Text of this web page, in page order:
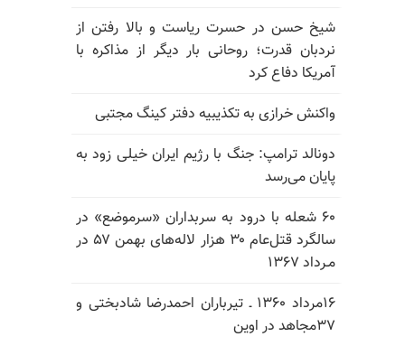
شیخ حسن در حسرت ریاست و بالا رفتن از
نردبان قدرت؛ روحانی بار دیگر از مذاکره با
آمریکا دفاع کرد
واکنش خرازی به تکذیبیه دفتر کینگ مجتبی
دونالد ترامپ: جنگ با رژیم ایران خیلی زود به
پایان می‌رسد
۶۰ شعله با درود به سربداران «سرموضع» در
سالگرد قتل‌عام ۳۰ هزار لاله‌های بهمن ۵۷ در
مـرداد ۱۳۶۷
۱۶مرداد ۱۳۶۰ ـ تیرباران احمدرضا شادبختی و
۳۷مجاهد در اوین